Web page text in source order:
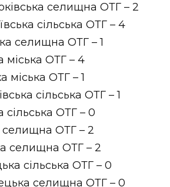
селищна ОТГ – 2
сільська ОТГ – 4
селищна ОТГ – 1
міська ОТГ – 4
міська ОТГ – 1
сільська ОТГ – 1
сільська ОТГ – 0
селищна ОТГ – 2
селищна ОТГ – 2
сільська ОТГ – 0
селищна ОТГ – 0